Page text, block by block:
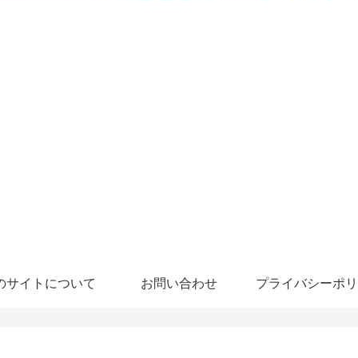
サイトについて お問い合わせ プライバシーポ